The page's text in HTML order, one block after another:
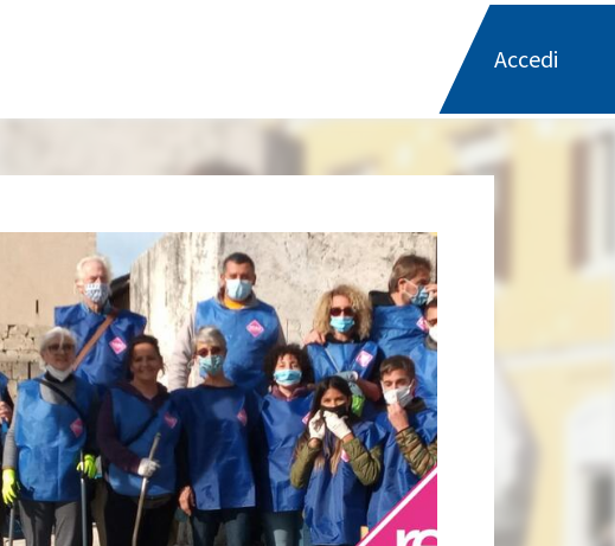
Accedi